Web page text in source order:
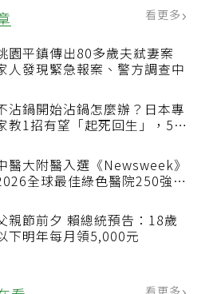
看更多
桃園平鎮傳出80多歲夫弒妻案
家人發現緊急報案、警方調查中
不沾鍋開始沾鍋怎麼辦？日本專
家教1招有望「起死回生」，5情
中醫大附醫入選《Newsweek》
2026全球最佳綠色醫院250強
選 四葉績效指標居台灣最佳
父親節前夕 賴總統預告：18歲
以下明年每月領5,000元